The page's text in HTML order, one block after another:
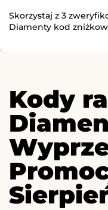
Skorzystaj z 3
Diamenty kod
Kody